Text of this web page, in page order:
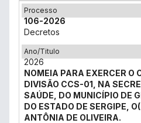
Processo
106-2026
Decretos
Ano/Titulo
2026
NOMEIA PARA EXERCER O
DIVISÃO CCS-01, NA
SAÚDE, DO MUNICÍPIO DE
DO ESTADO DE SERGIPE,
ANTÔNIA DE OLIVEIRA.